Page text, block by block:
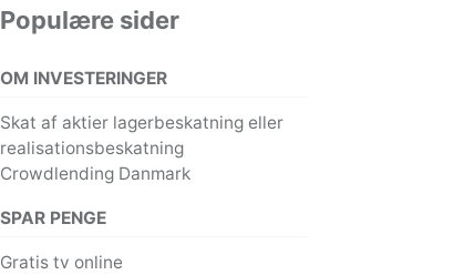
Populære sider
OM INVESTERINGER
Skat af aktier lagerbeskatning eller
realisationsbeskatning
Crowdlending Danmark
SPAR PENGE
Gratis tv online